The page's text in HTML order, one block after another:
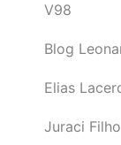
V98
Blog
Elias
Juraci Filho